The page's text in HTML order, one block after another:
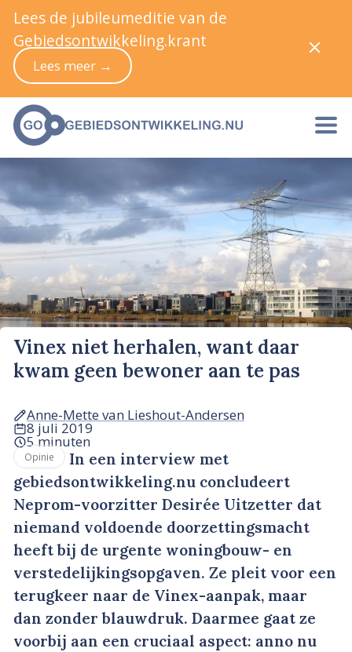
Vinex niet herhalen, want daar
kwam geen bewoner aan te pas
Anne-Mette van Lieshout-Andersen
8 juli 2019
5 minuten
Opinie
In een interview met
gebiedsontwikkeling.nu concludeert
Neprom-voorzitter Desirée Uitzetter dat
niemand voldoende doorzettingsmacht
heeft bij de urgente woningbouw- en
verstedelijkingsopgaven. Ze pleit voor een
terugkeer naar de Vinex-aanpak, maar
dan zonder blauwdruk. Daarmee gaat ze
voorbij aan een cruciaal aspect: anno nu
Lees de jubileumeditie van de
Gebiedsontwikkeling.krant
Lees meer →